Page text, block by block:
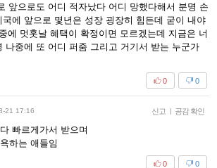
앞으로도 어디 적자났다 어디 망했다해서 분명 손
에 앞으로 몇년은 성장 굉장히 힘든데 굳이 내야
에 멋훗날 혜택이 확정이면 모르겠는데 지금은 너
나중에 또 어디 퍼줌 그리고 거기서 받는 누군가
0
0
21 17:16 신고 | 공감 확인
빠르게가서 받으며
하는 애들임
0
0